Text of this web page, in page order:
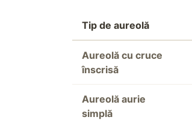
Tip de aureolă
Aureolă cu cruce
înscrisă
Aureolă aurie
simplă